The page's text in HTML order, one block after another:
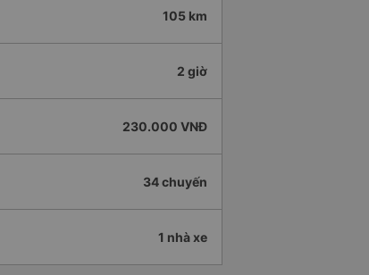
105 km
2 giờ
230.000 VNĐ
34 chuyến
1 nhà xe